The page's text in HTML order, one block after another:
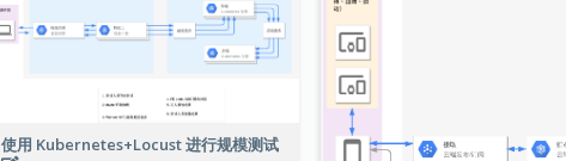
使用 Kubernetes+Locust 进行规模测试